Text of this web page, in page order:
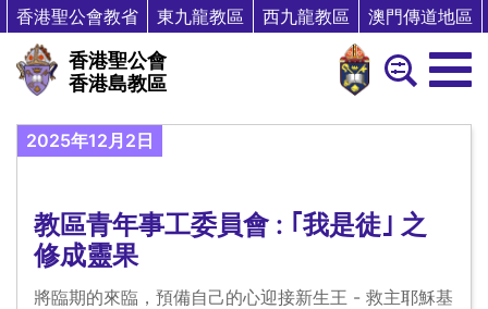
香港聖公會教省 東九龍教區 西九龍教區 澳門傳道地區
香港聖公會
香港島教區
2025年12月2日
教區青年事工委員會 : ｢我是徒｣ 之
修成靈果
將臨期的來臨，預備自己的心迎接新生王 - 救主耶穌基